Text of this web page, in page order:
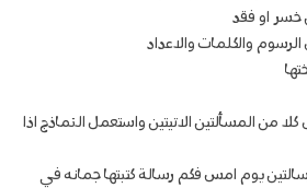
خسر او فقد
الرسوم والكلمات والاعداد
من المسألتين الاتيتين واستعمل النماذج اذا
3 رسائل ورسالتين يوم امس فكم رسالة كتبتها جمانه في